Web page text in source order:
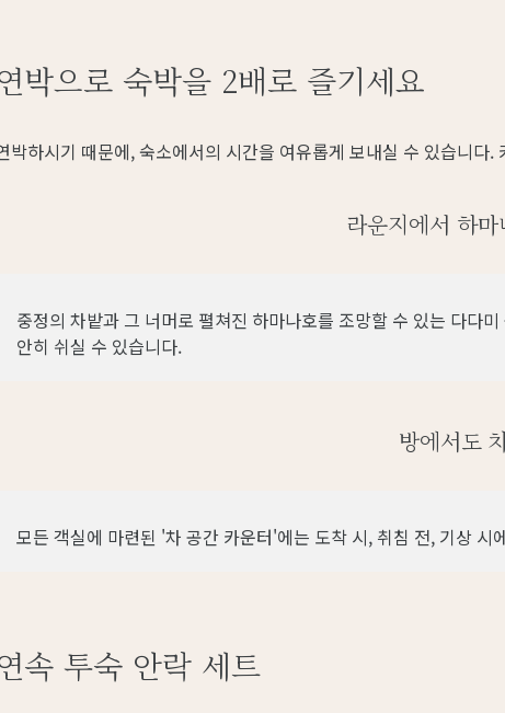
박으로 숙박을 2배로 즐기세요
박하시기 때문에, 숙소에서의 시간을 여유롭게 보내실 수 있습니다
라운지에서 하
중정의 차밭과 그 너머로 펼쳐진 하마나호를 조망할 수 있는 다다
안히 쉬실 수 있습니다.
방에서도
모든 객실에 마련된 '차 공간 카운터'에는 도착 시, 취침 전, 기상
속 투숙 안락 세트